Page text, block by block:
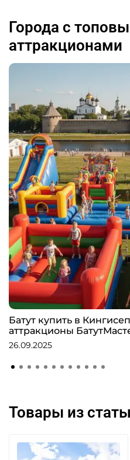
Города с
аттракционами
Батут купить в
аттракционы
26.09.2025
Товары из